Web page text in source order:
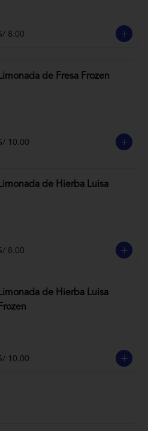
8.00
Limonada de Fresa Frozen
10.00
Limonada de Hierba Luisa
8.00
Limonada de Hierba Luisa
Frozen
10.00